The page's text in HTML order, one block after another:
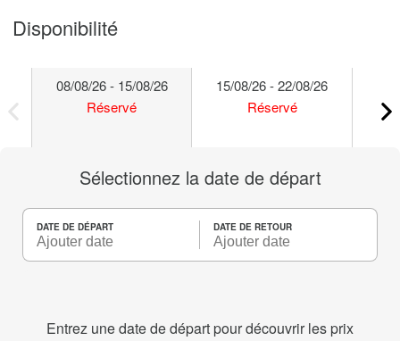
Disponibilité
08/08/26 - 15/08/26
Réservé
15/08/26 - 22/08/26
Réservé
Sélectionnez la date de départ
DATE DE DÉPART DATE DE RETOUR
Entrez une date de départ pour découvrir les prix